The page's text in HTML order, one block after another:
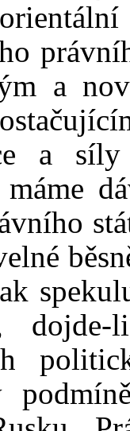
a
a
máme